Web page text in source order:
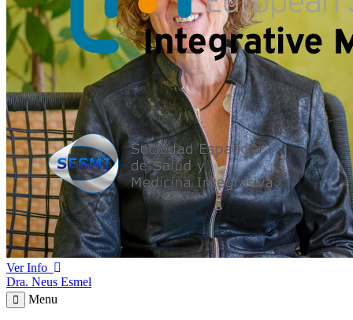
Ver Info
Dra. Neus Esmel
Menu